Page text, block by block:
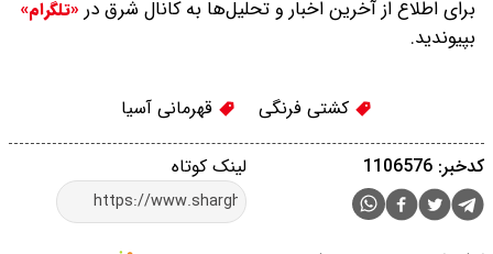
برای اطلاع از آخرین اخبار و تحلیل‌ها به کانال شرق در «تلگرام»
بپیوندید.
کشتی فرنگی قهرمانی آسیا
لینک کوتاه کدخبر: 1106576